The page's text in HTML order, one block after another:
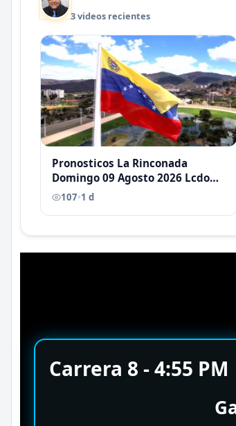
3 videos recientes
Pronosticos La Rinconada
Domingo 09 Agosto 2026 Lcdo
Antoni Castellano
107•1 d
Carrera 8 - 4:55 PM